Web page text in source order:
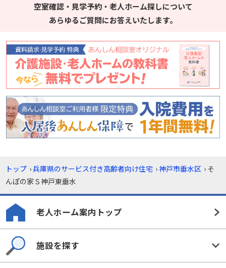
空室確認・見学予約・老人ホーム探しについて
あらゆるご質問にお答えいたします。
トップ ›兵庫県のサービス付き高齢者向け住宅 ›神戸市垂水区 › そ
んぽの家Ｓ神戸東垂水
老人ホーム案内トップ
施設を探す